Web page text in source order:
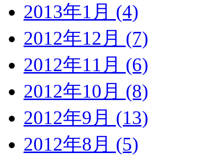
2013年1月 (4)
2012年12月 (7)
2012年11月 (6)
2012年10月 (8)
2012年9月 (13)
2012年8月 (5)